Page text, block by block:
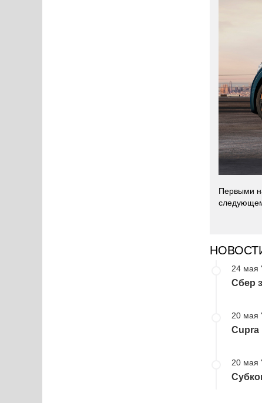
Первыми
24 мая
Сбер
20 мая
Cupra
20 мая